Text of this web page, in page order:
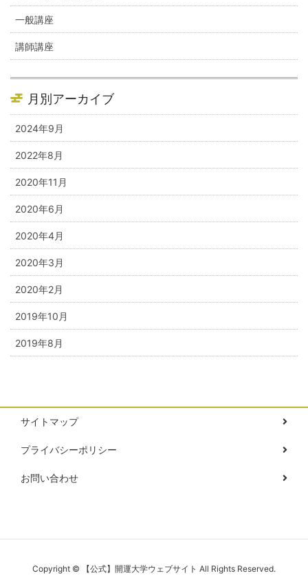
一般講座
講師講座
月別アーカイブ
2024年9月
2022年8月
2020年11月
2020年6月
2020年4月
2020年3月
2020年2月
2019年10月
2019年8月
サイトマップ
プライバシーポリシー
お問い合わせ
Copyright © 【公式】開運大学ウェブサイト All Rights Reserved.